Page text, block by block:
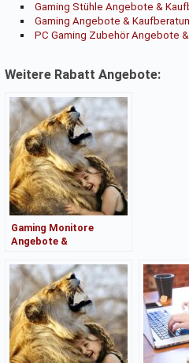
Gaming Stühle Angebote &
Gaming Angebote &
PC Gaming Zubehör Angebote
Weitere Rabatt Angebote:
Gaming Monitore
Angebote &